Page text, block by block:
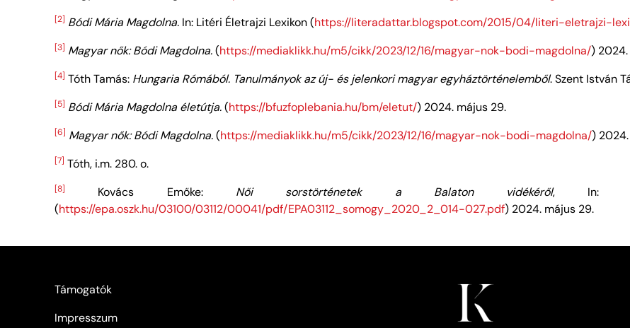
[2] Bódi Mária Magdolna. In: Litéri Életrajzi Lexikon (https://literadattar.blogspot.com/2015/04/literi-eletrajzi-
[3] Magyar nők: Bódi Magdolna.(https://mediaklikk.hu/m5/cikk/2023/12/16/magyar-nok-bodi-magdolna/)
[4] Tóth Tamás: Hungaria Rómából. Tanulmányok az új- és jelenkori magyar egyháztörténelemből. Szent István
[5] Bódi Mária Magdolna életútja.(https://bfuzfoplebania.hu/bm/eletut/) 2024. május 29.
[6] Magyar nők: Bódi Magdolna.(https://mediaklikk.hu/m5/cikk/2023/12/16/magyar-nok-bodi-magdolna/)
[7] Tóth, i.m. 280. o.
[8] Kovács Emőke: Női sorstörténetek a Balaton vidékéről, In:
(https://epa.oszk.hu/03100/03112/00041/pdf/EPA03112_somogy_2020_2_014-027.pdf) 2024. május 29.
Támogatók
Impresszum